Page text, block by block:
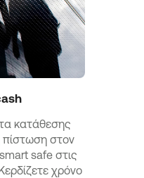
κατάθεσης
πίστωση στον
safe στις
χρόνο